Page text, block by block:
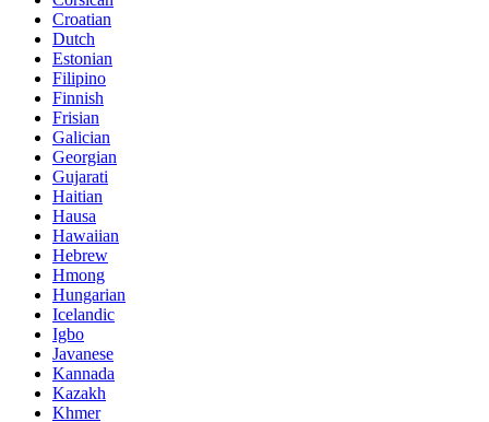
Croatian
Dutch
Estonian
Filipino
Finnish
Frisian
Galician
Georgian
Gujarati
Haitian
Hausa
Hawaiian
Hebrew
Hmong
Hungarian
Icelandic
Igbo
Javanese
Kannada
Kazakh
Khmer